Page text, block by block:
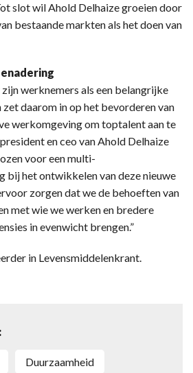
slot wil Ahold Delhaize groeien door
bestaande markten als het doen van
werknemers als een belangrijke
zet daarom in op het bevorderen van
werkomgeving om toptalent aan te
en ceo van Ahold Delhaize
voor een multi-
bij het ontwikkelen van deze nieuwe
zorgen dat we de behoeften van
met wie we werken en bredere
in evenwicht brengen.”
in Levensmiddelenkrant.
duurzaamheid